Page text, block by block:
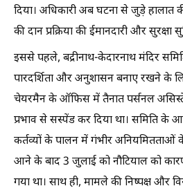
दिया। अधिकारी अब घटना से जुड़े हालात
की दान प्रक्रिया की ईमानदारी और सुरक्षा
इससे पहले, बद्रीनाथ-केदारनाथ मंदिर
पारदर्शिता और अनुशासन बनाए रखने के
चेयरमैन के ऑफिस में तैनात पर्सनल
प्रभाव से सस्पेंड कर दिया था। समिति
कर्तव्यों के पालन में गंभीर
आने के बाद 3 जुलाई को नौटियाल को
गया था। साथ ही, मामले की निष्पक्ष और